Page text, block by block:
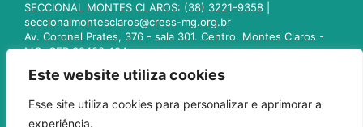
Este website utiliza cookies
Esse site utiliza cookies para personalizar e aprimorar a
experiência.
SECCIONAL MONTES CLAROS: (38) 3221-9358 |
seccionalmontesclaros@cress-mg.org.br
Av. Coronel Prates, 376 - sala 301. Centro. Montes Claros -
MG. CEP 39400-104
seccionaluberlandia@cress-mg.org.br
Av. Afonso Pena, 547 - sala 101. Uberlândia - MG. CEP